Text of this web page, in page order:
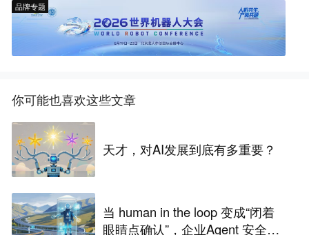
品牌专题
你可能也喜欢这些文章
天才，对AI发展到底有多重要？
当 human in the loop 变成“闭着
眼睛点确认”，企业Agent 安全还